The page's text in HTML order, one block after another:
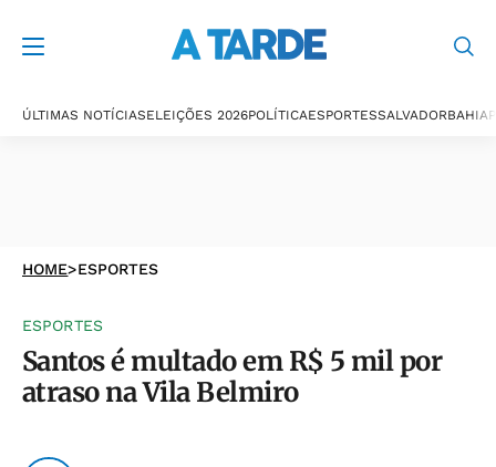
ÚLTIMAS NOTÍCIASELEIÇÕES 2026POLÍTICAESPORTESSALVADORBAHIA
HOME>ESPORTES
ESPORTES
Santos é multado em R$ 5 mil por
atraso na Vila Belmiro